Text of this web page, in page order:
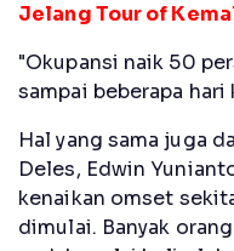
Jelang Tour of
"Okupansi naik 50
sampai beberapa hari
Hal yang sama juga
Deles, Edwin
kenaikan omset
dimulai. Banyak